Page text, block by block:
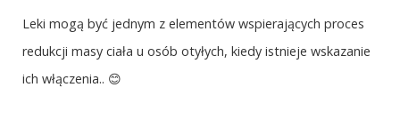
Leki mogą być jednym z elementów wspierających proces
redukcji masy ciała u osób otyłych, kiedy istnieje wskazanie
ich włączenia.. 😊